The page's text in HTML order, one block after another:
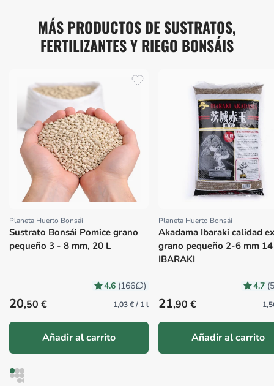
MÁS PRODUCTOS DE SUSTRATOS,
FERTILIZANTES Y RIEGO BONSÁIS
Proveedor:
Planeta Huerto Bonsái
Sustrato Bonsái Pomice grano
pequeño 3 - 8 mm, 20 L
4.6 (166 )
Precio habitual
20,50 € 1,03 € / 1 l
Añadir al carrito
Proveedor:
Planeta Huerto Bonsái
Akadama Ibaraki calidad
grano pequeño 2-6 mm
IBARAKI
4.7
Precio habitual
21,90 €
Añadir al carrito